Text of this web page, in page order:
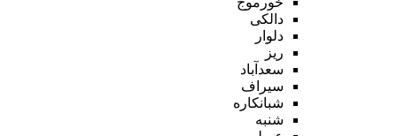
دالکی
دلوار
ریز
سعدآباد
سیراف
شبانکاره
شنبه